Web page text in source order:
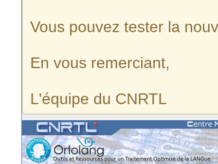
Vous pouvez tester la
En vous remerciant,
L'équipe du CNRTL